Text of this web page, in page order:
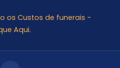
os Custos de funerais -
Aqui.